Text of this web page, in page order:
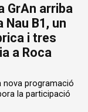
GrAn arriba
B1, un
i tres
a Roca
nova programació
la participació